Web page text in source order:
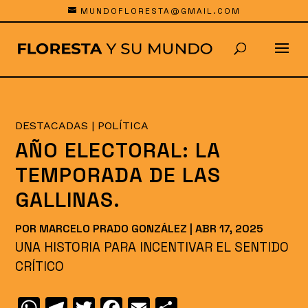
MUNDOFLORESTA@GMAIL.COM
DESTACADAS | POLÍTICA
AÑO ELECTORAL: LA
TEMPORADA DE LAS
GALLINAS.
POR MARCELO PRADO GONZÁLEZ |ABR 17, 2025
UNA HISTORIA PARA INCENTIVAR EL SENTIDO
CRÍTICO